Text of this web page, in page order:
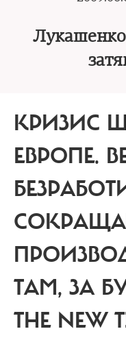
КРИЗИС
ЕВРОПЕ.
ТАМ, ЗА
THE NEW